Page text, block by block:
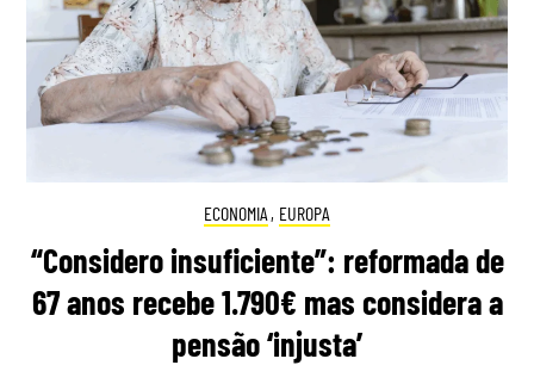
ECONOMIA , EUROPA
“Considero insuficiente”: reformada de
67 anos recebe 1.790€ mas considera a
pensão ‘injusta’